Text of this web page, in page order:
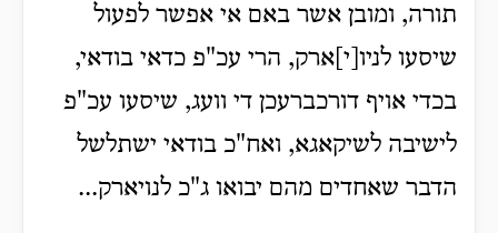
תורה, ומובן אשר באם אי אפשר לפעול
שיסעו לניו[י]ארק, הרי עכ"פ כדאי בודאי,
בכדי אויף דורכברעכן די וועג, שיסעו עכ"פ
לישיבה לשיקאגא, ואח"כ בודאי ישתלשל
הדבר שאחדים מהם יבואו ג"כ לנויארק...